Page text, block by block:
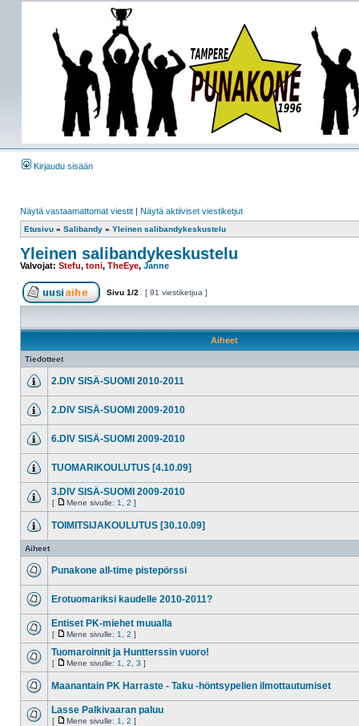
Kirjaudu sisään
Näytä vastaamattomat viestit | Näytä aktiiviset viestiketjut
Etusivu » Salibandy » Yleinen salibandykeskustelu
Yleinen salibandykeskustelu
Valvojat: Stefu, toni, TheEye, Janne
Sivu 1/2 [ 91 viestiketjua ]
Aiheet
Tiedotteet
2.DIV SISÄ-SUOMI 2010-2011
2.DIV SISÄ-SUOMI 2009-2010
6.DIV SISÄ-SUOMI 2009-2010
TUOMARIKOULUTUS [4.10.09]
3.DIV SISÄ-SUOMI 2009-2010
[ Mene sivulle: 1 2 ]
TOIMITSIJAKOULUTUS [30.10.09]
Aiheet
Punakone all-time pistepörssi
Erotuomariksi kaudelle 2010-2011?
Entiset PK-miehet muualla
[ Mene sivulle: 1 2 ]
Tuomaroinnit ja Huntterssin vuoro!
[ Mene sivulle: 1 2 3 ]
Maanantain PK Harraste - Taku -höntsypelien ilmottautumiset
Lasse Palkivaaran paluu
[ Mene sivulle: 1 2 ]